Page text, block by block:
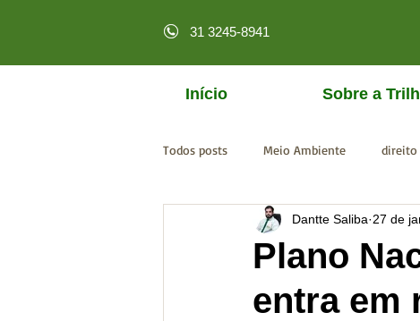
31 3245-8941
Início Sobre a
Todos posts Meio Ambiente direito
licenciamento online MPF
Plano
entra em
Dantte Saliba 27 de